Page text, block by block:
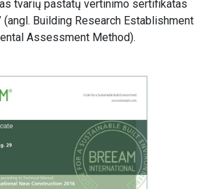
tvarių pastatų vertinimo sertifikatas
(angl. Building Research Establishment
Assessment Method).